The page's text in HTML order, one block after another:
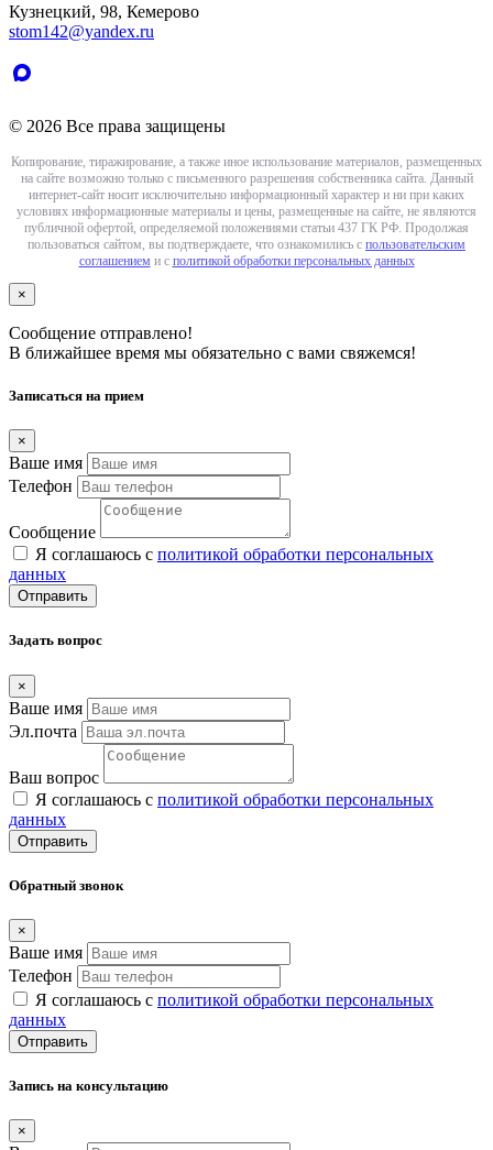
Кузнецкий, 98, Кемерово
stom142@yandex.ru
© 2026 Все права защищены
Копирование, тиражирование, а также иное использование материалов, размещенных
на сайте возможно только с письменного разрешения собственника сайта. Данный
интернет-сайт носит исключительно информационный характер и ни при каких
условиях информационные материалы и цены, размещенные на сайте, не являются
публичной офертой, определяемой положениями статьи 437 ГК РФ. Продолжая
пользоваться сайтом, вы подтверждаете, что ознакомились с пользовательским
соглашением и с политикой обработки персональных данных
×
Сообщение отправлено!
В ближайшее время мы обязательно с вами свяжемся!
Записаться на прием
×
Ваше имя
Телефон
Сообщение
Я соглашаюсь с политикой обработки персональных
данных
Отправить
Задать вопрос
×
Ваше имя
Эл.почта
Ваш вопрос
Я соглашаюсь с политикой обработки персональных
данных
Отправить
Обратный звонок
×
Ваше имя
Телефон
Я соглашаюсь с политикой обработки персональных
данных
Отправить
Запись на консультацию
×